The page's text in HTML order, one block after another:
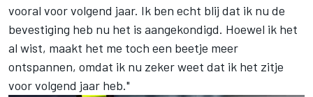
vooral voor volgend jaar. Ik ben echt blij dat ik nu de
bevestiging heb nu het is aangekondigd. Hoewel ik het
al wist, maakt het me toch een beetje meer
ontspannen, omdat ik nu zeker weet dat ik het zitje
voor volgend jaar heb."